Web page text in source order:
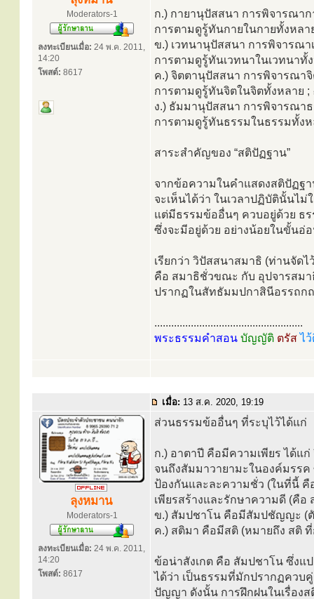
Moderators-1
ลงทะเบียนเมื่อ: 24 พ.ค. 2011,
14:20
โพสต์: 8617
ก.) กายานุปัสสนา การพิจารณาก
การตามดูรู้ทันกายในกายทั้งหลา
ข.) เวทนานุปัสสนา การพิจารณา
การตามดูรู้ทันเวทนาในเวทนาทั้
ค.) จิตตานุปัสสนา การพิจารณา
การตามดูรู้ทันจิตในจิตทั้งหลาย ;
ง.) ธัมมานุปัสสนา การพิจารณา
การตามดูรู้ทันธรรมในธรรมทั้ง
สาระสำคัญของ “สติปัฏฐาน”
จากข้อความในคำแสดงสติปัฏฐ
จะเห็นได้ว่า ในเวลาปฏิบัตินั้นไม่
แต่มีธรรมข้ออื่นๆ ควบอยู่ด้วย ธ
ซึ่งจะมีอยู่ด้วย อย่างน้อยในขั้นอ่
เรียกว่า วิปัสสนาสมาธิ (ท่านจัด
คือ สมาธิชั่วขณะ กับ อุปจารสม
ปรากฏในสัทธัมมปกาสินีอรรถก
.....................................................
พระธรรมคำสอน บัญญัติ ตรัสไ
เมื่อ: 13 ส.ค. 2020, 19:19
ลุงหมาน
Moderators-1
ลงทะเบียนเมื่อ: 24 พ.ค. 2011,
14:20
โพสต์: 8617
ส่วนธรรมข้ออื่นๆ ที่ระบุไว้ได้แก่
ก.) อาตาปี คือมีความเพียร ได้แ
จนถึงสัมมาวายามะในองค์มรรค
ป้องกันและละความชั่ว (ในที่นี้
เพียรสร้างและรักษาความดี (คื
ข.) สัมปชาโน คือมีสัมปชัญญะ (
ค.) สติมา คือมีสติ (หมายถึง สติ
ข้อน่าสังเกต คือ สัมปชาโน ซึ่ง
ได้ว่า เป็นธรรมที่มักปรากฏคว
ปัญญา ดังนั้น การฝึกฝนในเรื่องส